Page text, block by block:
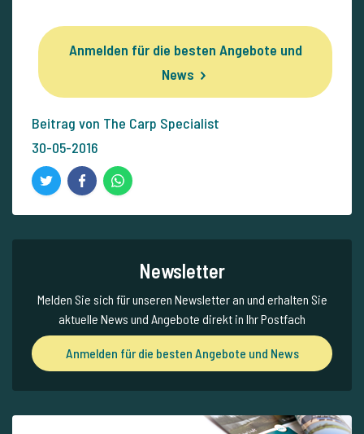
Anmelden für die besten Angebote und
News
Beitrag von The Carp Specialist
30-05-2016
Newsletter
Melden Sie sich für unseren Newsletter an und erhalten Sie
aktuelle News und Angebote direkt in Ihr Postfach
Anmelden für die besten Angebote und News